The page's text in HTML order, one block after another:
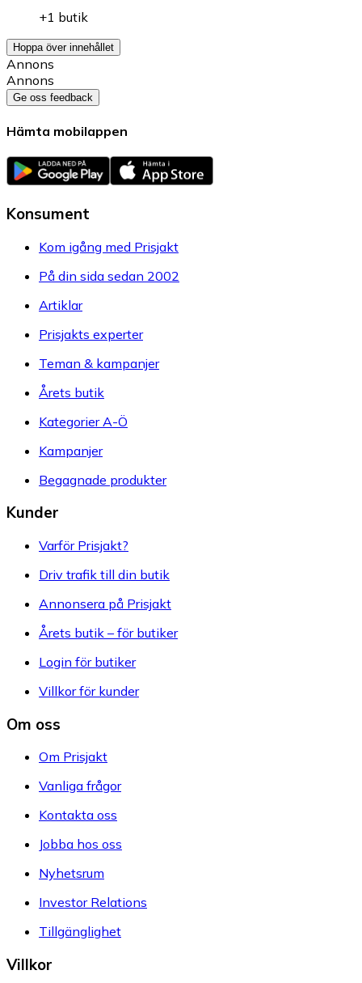
+1 butik
Hoppa över innehållet
Annons
Annons
Ge oss feedback
Hämta mobilappen
Konsument
Kom igång med Prisjakt
På din sida sedan 2002
Artiklar
Prisjakts experter
Teman & kampanjer
Årets butik
Kategorier A-Ö
Kampanjer
Begagnade produkter
Kunder
Varför Prisjakt?
Driv trafik till din butik
Annonsera på Prisjakt
Årets butik – för butiker
Login för butiker
Villkor för kunder
Om oss
Om Prisjakt
Vanliga frågor
Kontakta oss
Jobba hos oss
Nyhetsrum
Investor Relations
Tillgänglighet
Villkor